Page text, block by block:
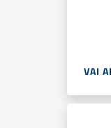
VAI